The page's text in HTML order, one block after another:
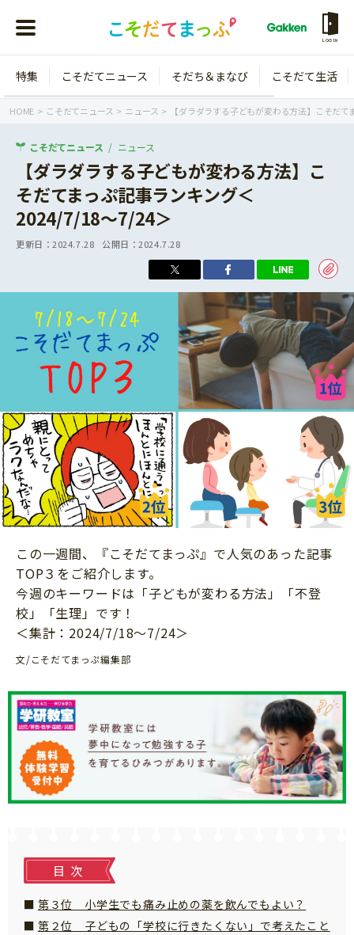
LOGIN
年齢から探す
3歳
年中
年長
小学1年生
小学2年生
小学3年生
小学4年生
小学5年生
小学6年生
イベント
ニュース
そだち＆まなび
ワーク・ドリル
小学校
科学・プログラミング
教育・学習
絵本・読み聞かせ
自由研究・工作
読書感想文
本・読書
運動・あそび・ゲーム
英語
習い事
知育
こそだて生活
住まい
ファッション・美容
行事・イベント
トラブル
親子でいっしょに
人間関係
おでかけ
家族
健康
こそだてマンガ
特集 こそだてニュース そだち＆まなび こそだて生活
HOME こそだてニュース ニュース 【ダラダラする子どもが変わる方法】こそだ
こそだてニュース ニュース
【ダラダラする子どもが変わる方法】こ
そだてまっぷ記事ランキング＜
2024/7/18～7/24＞
更新日：2024.7.28 公開日：2024.7.28
この一週間、『こそだてまっぷ』で人気のあった記事
TOP３をご紹介します。
今週のキーワードは「子どもが変わる方法」「不登
校」「生理」です！
＜集計：2024/7/18～7/24＞
文/こそだてまっぷ編集部
目次
第３位 小学生でも痛み止めの薬を飲んでもよい？
第２位 子どもの「学校に行きたくない」で考えたこと